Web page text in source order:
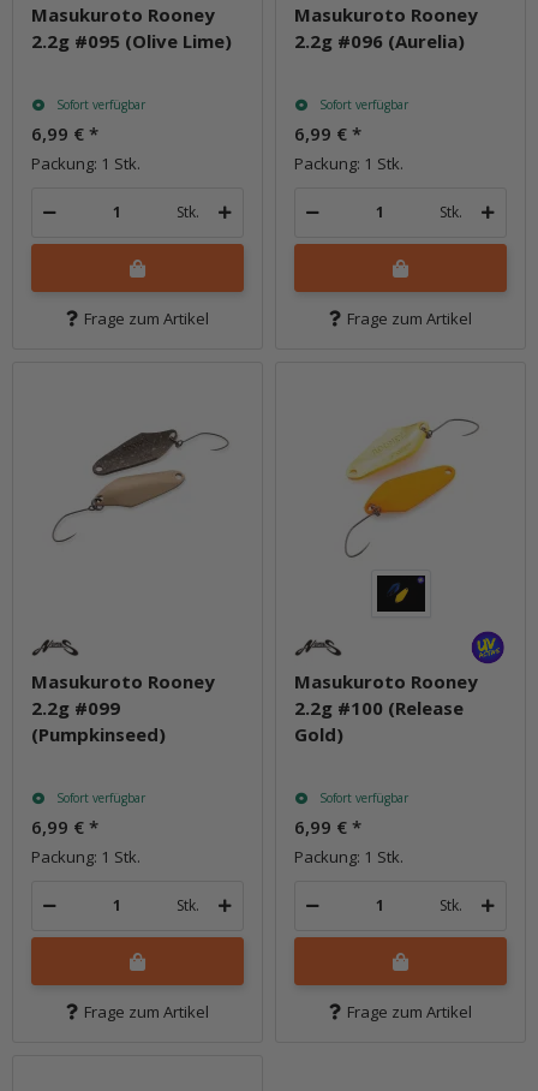
Masukuroto Rooney
2.2g #095 (Olive Lime)
Sofort verfügbar
6,99 € *
Packung: 1 Stk.
Stk.
Frage zum Artikel
Masukuroto Rooney
2.2g #096 (Aurelia)
Sofort verfügbar
6,99 € *
Packung: 1 Stk.
Stk.
Frage zum Artikel
Masukuroto Rooney
2.2g #099
(Pumpkinseed)
Sofort verfügbar
6,99 € *
Packung: 1 Stk.
Stk.
Frage zum Artikel
Masukuroto Rooney
2.2g #100 (Release
Gold)
Sofort verfügbar
6,99 € *
Packung: 1 Stk.
Stk.
Frage zum Artikel